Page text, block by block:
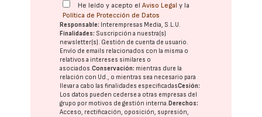
He leído y acepto elAviso Legal y la
Política de Protección de Datos
Responsable: Interempresas Media, S.L.U.
Finalidades: Suscripción a nuestra(s)
newsletter(s). Gestión de cuenta de usuario.
Envío de emails relacionados con la misma o
relativos a intereses similares o
asociados.Conservación: mientras dure la
relación con Ud., o mientras sea necesario para
llevar a cabo las finalidades especificadasCesión:
Los datos pueden cederse a otras empresas del
grupo por motivos de gestión interna.Derechos:
Acceso, rectificación, oposición, supresión,